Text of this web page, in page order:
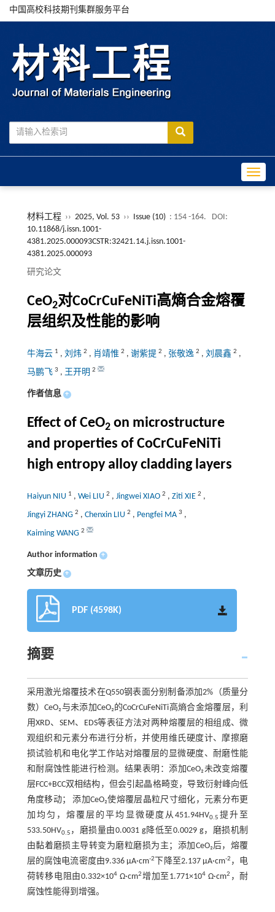
中国高校科技期刊集群服务平台
材料工程 ›› 2025, Vol. 53 ›› Issue (10) : 154 -164.
DOI:
10.11868/j.issn.1001-
4381.2025.000093CSTR:32421.14.j.issn.1001-
4381.2025.000093
研究论文
CeO2对CoCrCuFeNiTi高熵合金熔覆
层组织及性能的影响
牛海云 1 , 刘炜 2 , 肖靖惟 2 , 谢紫提 2 , 张敬逸 2 , 刘晨鑫 2 ,
马鹏飞 3 , 王开明 2
作者信息 +
Effect of CeO2on microstructure
and properties of CoCrCuFeNiTi
high entropy alloy cladding layers
Haiyun NIU 1 , Wei LIU 2 , Jingwei XIAO 2 , Ziti XIE 2 ,
Jingyi ZHANG 2 , Chenxin LIU 2 , Pengfei MA 3 ,
Kaiming WANG 2
Author information +
文章历史 +
PDF (4598K)
摘要
采用激光熔覆技术在Q550钢表面分别制备添加2%（质量分
数）CeO₂与未添加CeO₂的CoCrCuFeNiTi高熵合金熔覆层，利
用XRD、SEM、EDS等表征方法对两种熔覆层的相组成、微
观组织和元素分布进行分析，并使用维氏硬度计、摩擦磨
损试验机和电化学工作站对熔覆层的显微硬度、耐磨性能
和耐腐蚀性能进行检测。结果表明：添加CeO₂未改变熔覆
层FCC+BCC双相结构，但会引起晶格畸变，导致衍射峰向低
角度移动； 添加CeO₂使熔覆层晶粒尺寸细化，元素分布更
加均匀，熔覆层的平均显微硬度从451.94HV0.5 提升至
533.50HV0.5 ，磨损量由0.0031 g降低至0.0029 g，磨损机制
由黏着磨损主导转变为磨粒磨损为主；添加CeO₂后，熔覆
层的腐蚀电流密度由9.336 μA·cm-2 下降至2.137 μA·cm-2 ，电
荷转移电阻由0.332×104 Ω·cm2增加至1.771×104 Ω·cm2 ，耐
腐蚀性能得到增强。